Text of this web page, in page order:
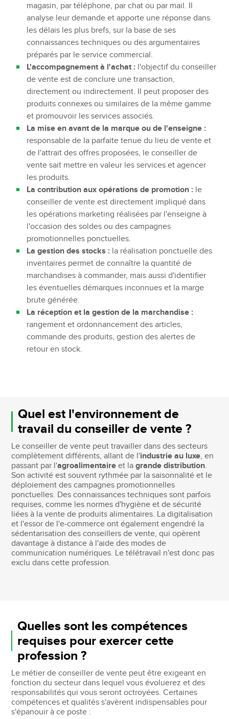
magasin, par téléphone, par chat ou par mail. Il
analyse leur demande et apporte une réponse dans
les délais les plus brefs, sur la base de ses
connaissances techniques ou des argumentaires
préparés par le service commercial.
L'accompagnement à l'achat : l'objectif du conseiller
de vente est de conclure une transaction,
directement ou indirectement. Il peut proposer des
produits connexes ou similaires de la même gamme
et promouvoir les services associés.
La mise en avant de la marque ou de l'enseigne :
responsable de la parfaite tenue du lieu de vente et
de l'attrait des offres proposées, le conseiller de
vente sait mettre en valeur les services et agencer
les produits.
La contribution aux opérations de promotion : le
conseiller de vente est directement impliqué dans
les opérations marketing réalisées par l'enseigne à
l'occasion des soldes ou des campagnes
promotionnelles ponctuelles.
La gestion des stocks : la réalisation ponctuelle des
inventaires permet de connaître la quantité de
marchandises à commander, mais aussi d'identifier
les éventuelles démarques inconnues et la marge
brute générée.
La réception et la gestion de la marchandise :
rangement et ordonnancement des articles,
commande des produits, gestion des alertes de
retour en stock.
Quel est l'environnement de
travail du conseiller de vente ?
Le conseiller de vente peut travailler dans des secteurs
complètement différents, allant de l'industrie au luxe, en
passant par l'agroalimentaire et lagrande distribution.
Son activité est souvent rythmée par la saisonnalité et le
déploiement des campagnes promotionnelles
ponctuelles. Des connaissances techniques sont parfois
requises, comme les normes d'hygiène et de sécurité
liées à la vente de produits alimentaires. La digitalisation
et l'essor de l'e-commerce ont également engendré la
sédentarisation des conseillers de vente, qui opèrent
davantage à distance à l'aide des modes de
communication numériques. Le télétravail n'est donc pas
exclu dans cette profession.
Quelles sont les compétences
requises pour exercer cette
profession ?
Le métier de conseiller de vente peut être exigeant en
fonction du secteur dans lequel vous évoluerez et des
responsabilités qui vous seront octroyées. Certaines
compétences et qualités s'avèrent indispensables pour
s'épanouir à ce poste :